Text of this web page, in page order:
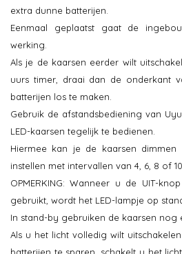
extra dunne batterijen.
Eenmaal geplaatst gaat de
werking.
Als je de kaarsen eerder wilt
uurs timer, draai dan de onderkant
batterijen los te maken.
Gebruik de afstandsbediening van
LED-kaarsen tegelijk te bedienen.
Hiermee kan je de kaarsen
instellen met intervallen van 4, 6, 8 of
OPMERKING: Wanneer u de UIT-
gebruikt, wordt het LED-lampje op
In stand-by gebruiken de kaarsen nog
Als u het licht volledig wilt